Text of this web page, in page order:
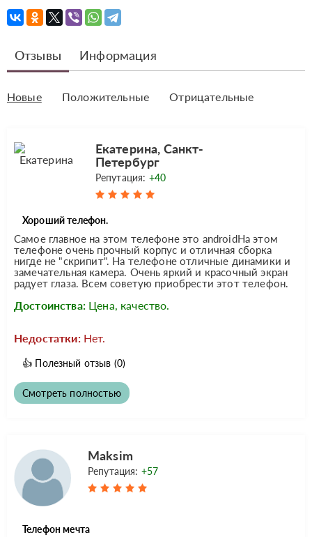
Отзывы Информация
Новые Положительные Отрицательные
Екатерина, Санкт-
Петербург
Репутация: +40
Хороший телефон.
Самое главное на этом телефоне это androidНа этом
телефоне очень прочный корпус и отличная сборка
нигде не "скрипит". На телефоне отличные динамики и
замечательная камера. Очень яркий и красочный экран
радует глаза. Всем советую приобрести этот телефон.
Достоинства: Цена, качество.
Недостатки: Нет.
👍 Полезный отзыв (0)
Смотреть полностью
Maksim
Репутация: +57
Телефон мечта